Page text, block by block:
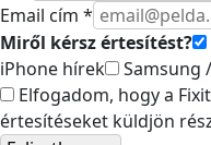
Email cím *
Miről kérsz értesítést?
iPhone hírek
Samsung
Elfogadom, hogy a
értesítéseket küldjön